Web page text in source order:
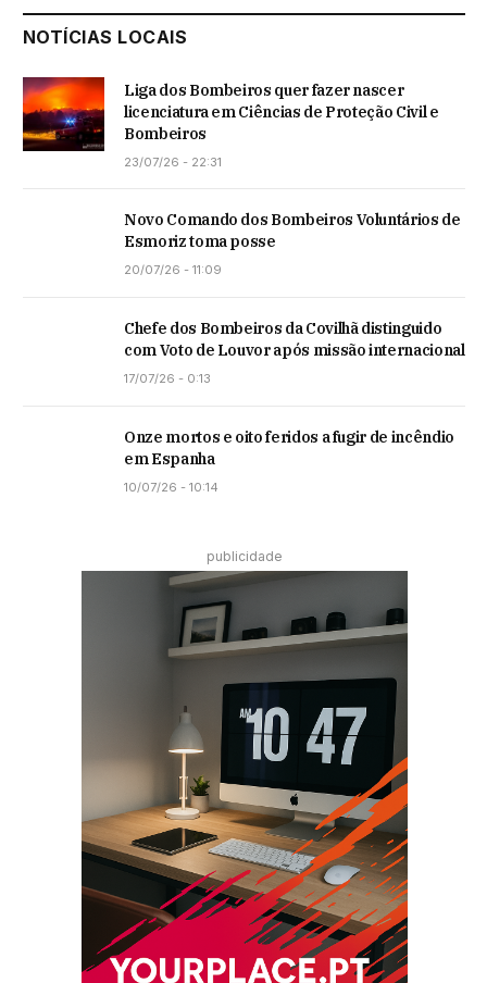
NOTÍCIAS LOCAIS
Liga dos Bombeiros quer fazer nascer
licenciatura em Ciências de Proteção Civil e
Bombeiros
23/07/26 - 22:31
Novo Comando dos Bombeiros Voluntários de
Esmoriz toma posse
20/07/26 - 11:09
Chefe dos Bombeiros da Covilhã distinguido
com Voto de Louvor após missão internacional
17/07/26 - 0:13
Onze mortos e oito feridos a fugir de incêndio
em Espanha
10/07/26 - 10:14
publicidade